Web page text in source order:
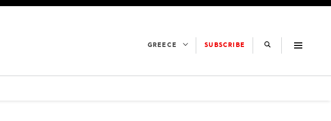
GREECE SUBSCRIBE